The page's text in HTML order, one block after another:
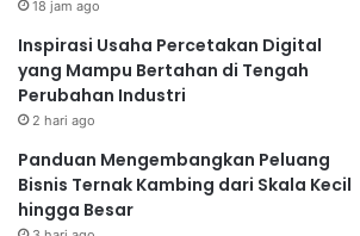
18 jam ago
Inspirasi Usaha Percetakan Digital
yang Mampu Bertahan di Tengah
Perubahan Industri
2 hari ago
Panduan Mengembangkan Peluang
Bisnis Ternak Kambing dari Skala Kecil
hingga Besar